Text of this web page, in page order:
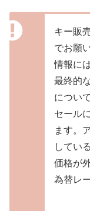
キー販
でお願
情報に
最終的
につい
セール
ます。
してい
価格が
為替レ